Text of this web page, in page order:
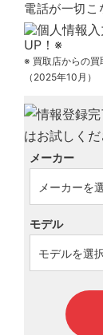
電話が一切こ
※ 買取店からの買
（2025年10月）
メーカー
モデル